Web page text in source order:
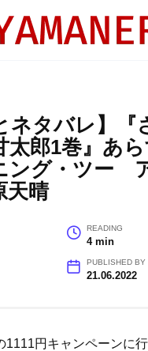
ネタバレ】『
太郎1巻』あ
グ・ツー
晴
READING
4 min
PUBLISHED BY
21.06.2022
1111円キャンペーンに